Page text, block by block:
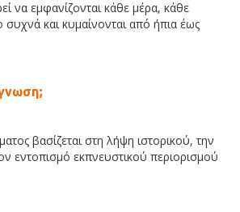
να εμφανίζονται κάθε μέρα, κάθε
και κυμαίνονται από ήπια έως
βασίζεται στη λήψη ιστορικού, την
εντοπισμό εκπνευστικού περιορισμού